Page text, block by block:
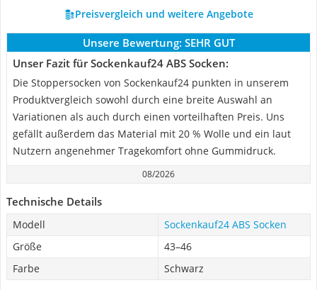
Preisvergleich und weitere Angebote
Unsere Bewertung: SEHR GUT
Unser Fazit für Sockenkauf24 ABS Socken:
Die Stoppersocken von Sockenkauf24 punkten in unserem
Produktvergleich sowohl durch eine breite Auswahl an
Variationen als auch durch einen vorteilhaften Preis. Uns
gefällt außerdem das Material mit 20 % Wolle und ein laut
Nutzern angenehmer Tragekomfort ohne Gummidruck.
08/2026
Technische Details
Modell
Sockenkauf24 ABS Socken
Größe
43–46
Farbe
Schwarz